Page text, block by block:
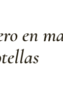
en